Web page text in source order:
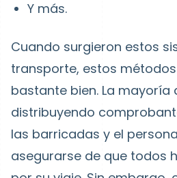
Y más.
Cuando surgieron estos
transporte, estos
bastante bien. La
distribuyendo
las barricadas y el
asegurarse de que todos